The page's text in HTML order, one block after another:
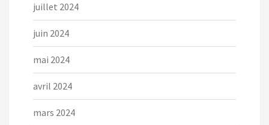
juillet 2024
juin 2024
mai 2024
avril 2024
mars 2024